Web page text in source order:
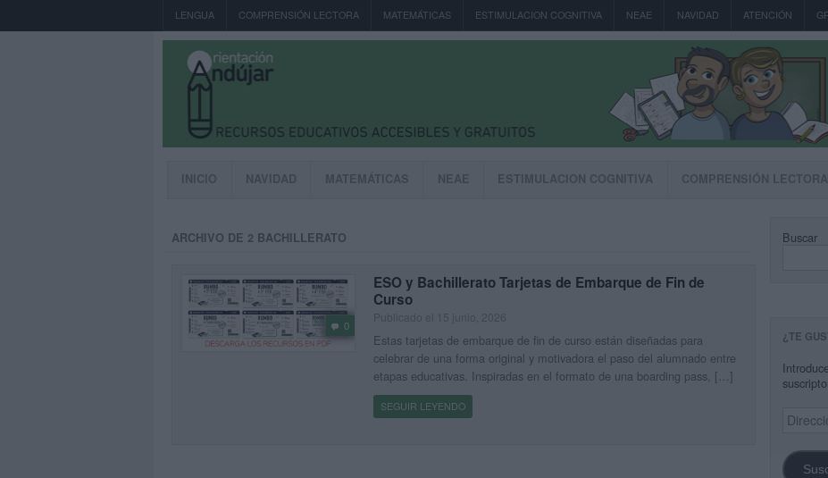
LENGUA COMPRENSIÓN LECTORA MATEMÁTICAS ESTIMULACION COGNITIVA NEAE NAVIDAD ATENCIÓN
INICIO NAVIDAD MATEMÁTICAS NEAE ESTIMULACION COGNITIVA COMPRENSIÓN LECTORA
ARCHIVO DE 2 BACHILLERATO
0
ESO y Bachillerato Tarjetas de Embarque de Fin de
Curso
Estas tarjetas de embarque de fin de curso están diseñadas para
celebrar de una forma original y motivadora el paso del alumnado entre
etapas educativas. Inspiradas en el formato de una boarding pass, […]
SEGUIR LEYENDO
Buscar
¿TE
Dirección
de